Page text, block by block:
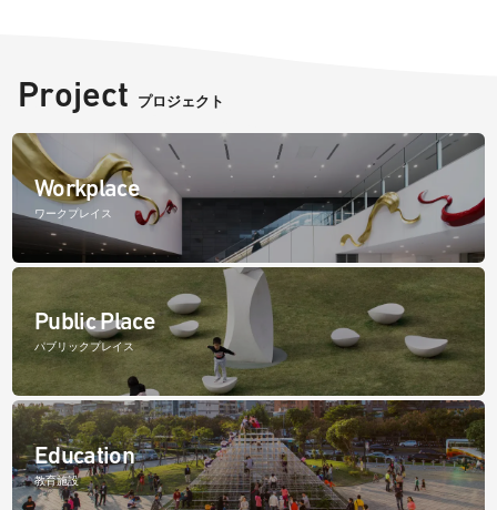
Project プロジェクト
Workplace
ワークプレイス
Public Place
パブリックプレイス
Education
教育施設